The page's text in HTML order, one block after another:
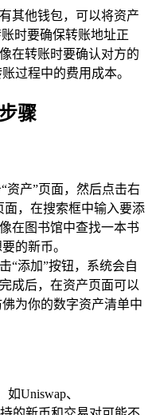
其他钱包，可以将资产
时要确保转账地址正
在转账时要确认对方的
过程中的费用成本。
骤
资产”页面，然后点击右
面，在搜索框中输入要添
在图书馆中查找一本书
的新币。
“添加”按钮，系统会自
成后，在资产页面可以
为你的数字资产清单中
Uniswap、